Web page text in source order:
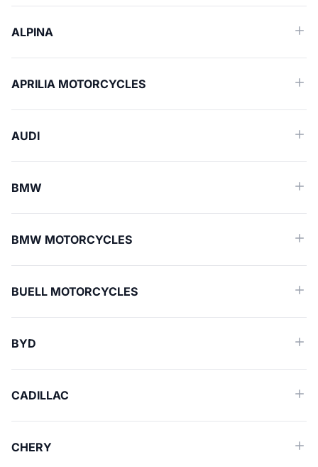
ALPINA
APRILIA MOTORCYCLES
AUDI
BMW
BMW MOTORCYCLES
BUELL MOTORCYCLES
BYD
CADILLAC
CHERY